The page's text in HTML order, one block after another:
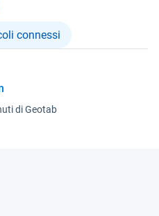
connessi
di Geotab